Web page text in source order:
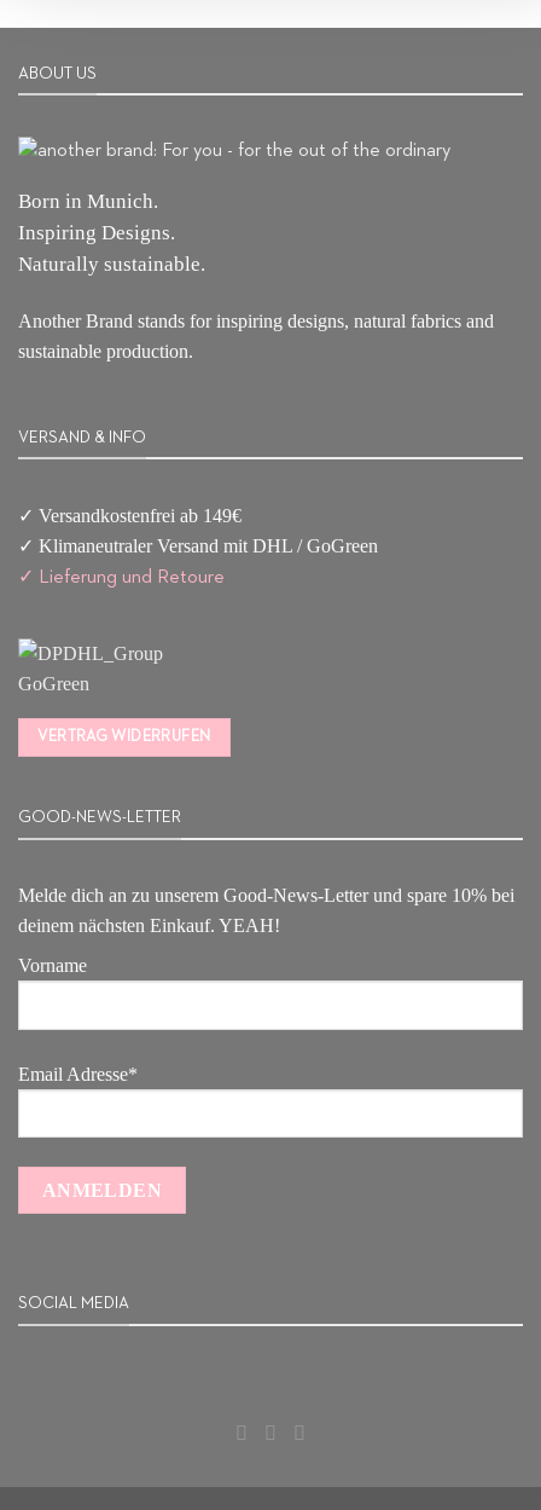
ABOUT US
Born in Munich.
Inspiring Designs.
Naturally sustainable.
Another Brand stands for inspiring designs, natural fabrics and
sustainable production.
VERSAND & INFO
✓ Versandkostenfrei ab 149€
✓ Klimaneutraler Versand mit DHL / GoGreen
✓ Lieferung und Retoure
VERTRAG WIDERRUFEN
GOOD-NEWS-LETTER
Melde dich an zu unserem Good-News-Letter und spare 10% bei
deinem nächsten Einkauf. YEAH!
Vorname
Email Adresse*
SOCIAL MEDIA